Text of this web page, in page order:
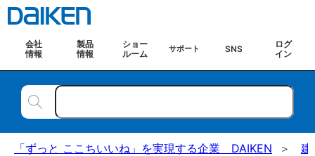
会社
情報
製品
情報
ショー
ルーム
サポート SNS
ログ
イン
「ずっと ここちいいね」を実現する企業 DAIKEN 建